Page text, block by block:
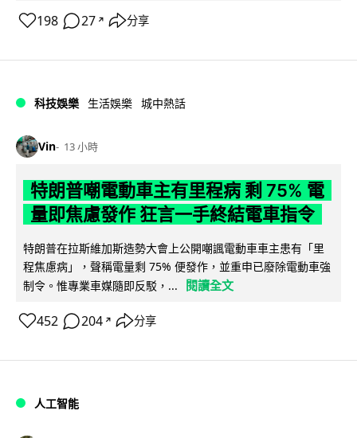
198 27 ↗ 分享
科技娛樂 生活娛樂 城中熱話
Vin 13 小時
特朗普嘲電動車主有里程病 剩 75% 電
量即焦慮發作 狂言一手終結電車指令
特朗普在拉斯維加斯造勢大會上公開嘲諷電動車車主患有「里
程焦慮病」，聲稱電量剩 75% 便發作，並重申已廢除電動車強
制令。惟專業車媒隨即反駁，...
閱讀全文
452 204 ↗ 分享
人工智能